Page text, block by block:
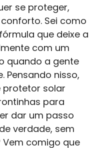
se proteger,
Sei como
que deixe a
com um
quando a gente
Pensando nisso,
protetor solar
para
dar um passo
verdade, sem
comigo que